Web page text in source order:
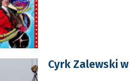
Cyrk Zalewski